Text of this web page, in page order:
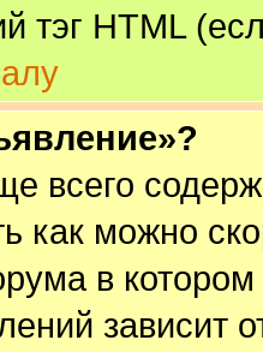
тэг HTML
всего
как можно
в
зависит